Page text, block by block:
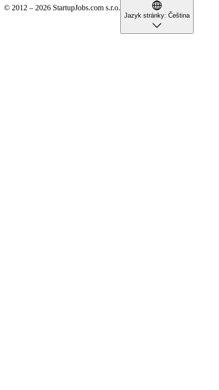
© 2012 – 2026 StartupJobs.com s.r.o.
Jazyk stránky: Čeština